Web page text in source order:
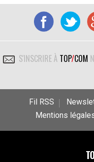
S'INSCRIRE À TOP/COM
Fil RSS
Mentions